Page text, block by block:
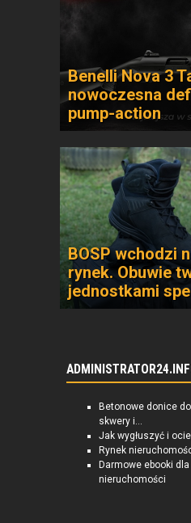
Benelli Nova 3
nowoczesna
pump-action
BOSP wchodzi
rynek. Obuwie
jednostkami
Betonowe donice
skwery i...
Jak wygłuszyć i
Rynek
Darmowe ebooki
nieruchomości